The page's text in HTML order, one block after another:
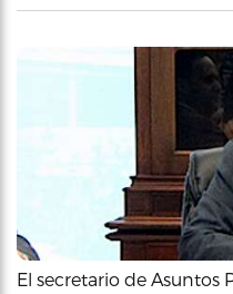
El secretario de Asuntos